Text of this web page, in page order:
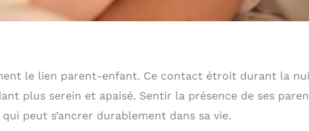
le lien parent-enfant. Ce contact étroit durant la
plus serein et apaisé. Sentir la présence de ses
peut s’ancrer durablement dans sa vie.